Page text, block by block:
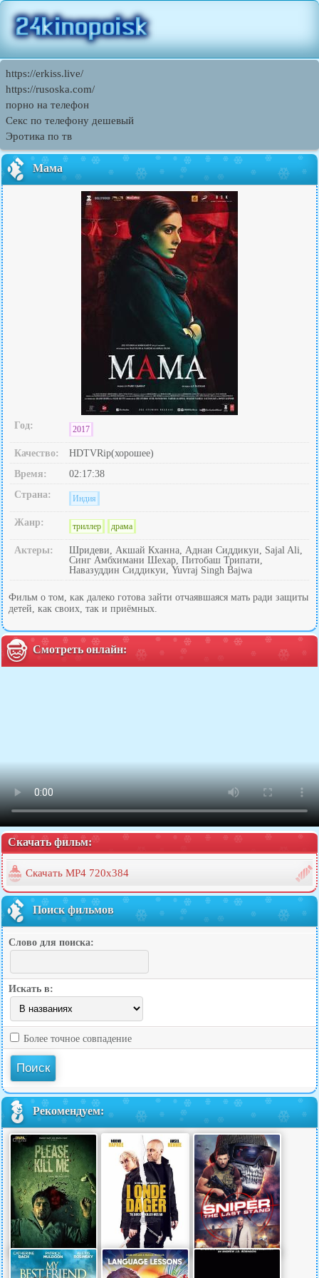
https://erkiss.live/
https://rusoska.com/
порно на телефон
Секс по телефону дешевый
Эротика по тв
Мама
Год: 2017
Качество:
HDTVRip(хорошее)
Время:
02:17:38
Страна:
Индия
Жанр: триллер драма
Актеры:
Шридеви, Акшай Кханна, Аднан Сиддикуи, Sajal Ali,
Синг Амбхимани Шехар, Питобаш Трипати,
Навазуддин Сиддикуи, Yuvraj Singh Bajwa
Фильм о том, как далеко готова зайти отчаявшаяся мать ради защиты
детей, как своих, так и приёмных.
Смотреть онлайн:
Скачать фильм:
Скачать MP4 720x384
Поиск фильмов
Слово для поиска:
Искать в:
Более точное совпадение
Рекомендуем: